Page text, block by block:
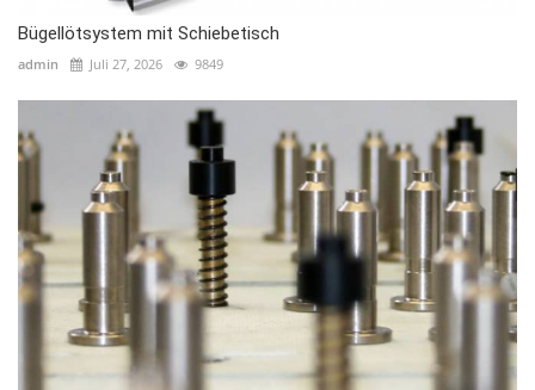
Bügellötsystem mit Schiebetisch
admin Juli 27, 2026 9849